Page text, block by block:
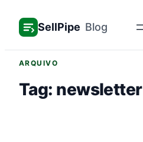
para
conteúdo
SellPipe Blog
ARQUIVO
Tag: newsletter